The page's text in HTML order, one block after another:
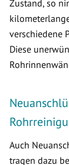
Zustand, so
verschiedene
Diese
Auch
tragen dazu